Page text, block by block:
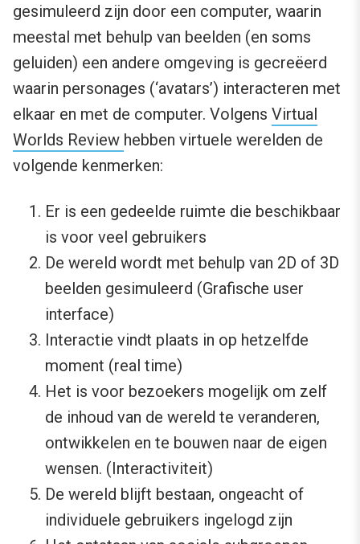
gesimuleerd zijn door een computer, waarin
meestal met behulp van beelden (en soms
geluiden) een andere omgeving is gecreëerd
waarin personages (‘avatars’) interacteren met
elkaar en met de computer. Volgens Virtual
Worlds Review hebben virtuele werelden de
volgende kenmerken:
Er is een gedeelde ruimte die beschikbaar
is voor veel gebruikers
De wereld wordt met behulp van 2D of 3D
beelden gesimuleerd (Grafische user
interface)
Interactie vindt plaats in op hetzelfde
moment (real time)
Het is voor bezoekers mogelijk om zelf
de inhoud van de wereld te veranderen,
ontwikkelen en te bouwen naar de eigen
wensen. (Interactiviteit)
De wereld blijft bestaan, ongeacht of
individuele gebruikers ingelogd zijn